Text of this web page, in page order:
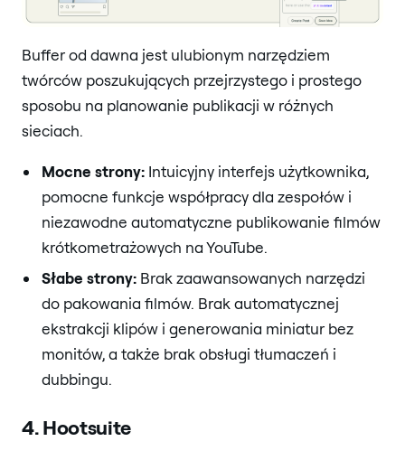
Buffer od dawna jest ulubionym narzędziem
twórców poszukujących przejrzystego i prostego
sposobu na planowanie publikacji w różnych
sieciach.
Mocne strony: Intuicyjny interfejs użytkownika,
pomocne funkcje współpracy dla zespołów i
niezawodne automatyczne publikowanie filmów
krótkometrażowych na YouTube.
Słabe strony: Brak zaawansowanych narzędzi
do pakowania filmów. Brak automatycznej
ekstrakcji klipów i generowania miniatur bez
monitów, a także brak obsługi tłumaczeń i
dubbingu.
4. Hootsuite